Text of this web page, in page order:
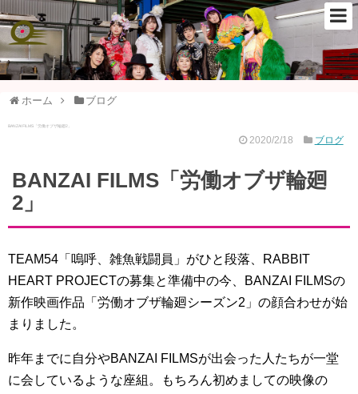
ホーム ブログ
BANZAI FILMS「労働オブザ輪廻2」
2020/2/18 ブログ
BANZAI FILMS「労働オブザ輪廻
2」
TEAM54「嗚呼、雑魚戦闘員」がひと段落、RABBIT
HEART PROJECTの募集と準備中の今、BANZAI FILMSの
新作映画作品「労働オブザ輪廻シーズン2」の顔合わせが始
まりました。
昨年までに自分やBANZAI FILMSが出会った人たちが一堂
に会しているような座組。もちろん初めましての映像の